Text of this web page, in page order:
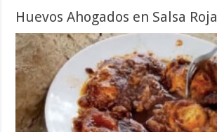
Huevos Ahogados en Salsa Roja